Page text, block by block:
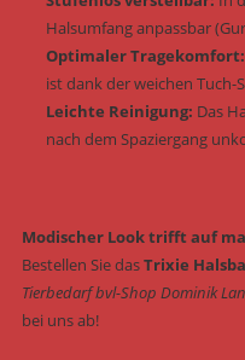
Halsumfang anpassbar
Optimaler Tragekomfort:
ist dank der weichen
Leichte Reinigung: Das
nach dem Spaziergang
Modischer Look trifft auf
Bestellen Sie dasTrixie
Tierbedarf bvl-Shop Dominik
bei uns ab!